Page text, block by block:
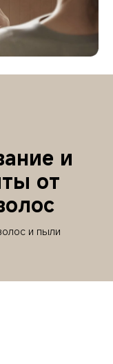
и
от
и пыли